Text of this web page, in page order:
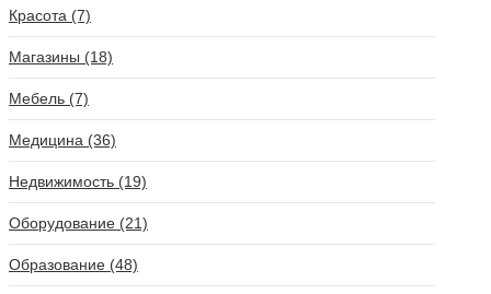
Красота (7)
Магазины (18)
Мебель (7)
Медицина (36)
Недвижимость (19)
Оборудование (21)
Образование (48)